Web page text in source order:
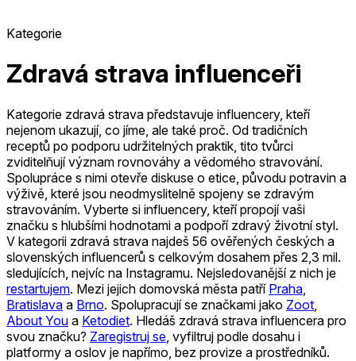
Kategorie
Zdravá strava influenceři
Kategorie zdravá strava představuje influencery, kteří
nejenom ukazují, co jíme, ale také proč. Od tradičních
receptů po podporu udržitelných praktik, tito tvůrci
zviditelňují význam rovnováhy a vědomého stravování.
Spolupráce s nimi otevře diskuse o etice, původu potravin a
výživě, které jsou neodmyslitelně spojeny se zdravým
stravováním. Vyberte si influencery, kteří propojí vaši
značku s hlubšími hodnotami a podpoří zdravý životní styl.
V kategorii zdravá strava najdeš 56 ověřených českých a
slovenských influencerů s celkovým dosahem přes 2,3 mil.
sledujících, nejvíc na Instagramu. Nejsledovanější z nich je
restartujem. Mezi jejich domovská města patří Praha
Bratislava a Brno. Spolupracují se značkami jako Zoot
About You a Ketodiet. Hledáš zdravá strava influencera pro
svou značku? Zaregistruj se , vyfiltruj podle dosahu i
platformy a oslov je napřímo, bez provize a prostředníků.